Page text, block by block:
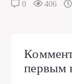
0 406
первым